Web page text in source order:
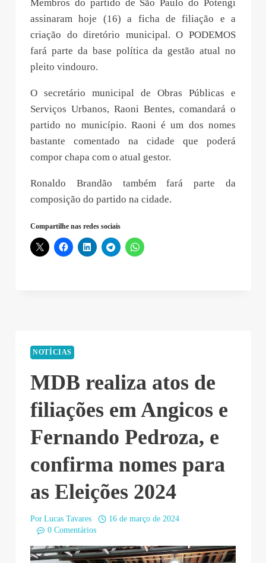
Membros do partido de São Paulo do Potengi
assinaram hoje (16) a ficha de filiação e a
criação do diretório municipal. O PODEMOS
fará parte da base política da gestão atual no
pleito vindouro.
O secretário municipal de Obras Públicas e
Serviços Urbanos, Raoni Bentes, comandará o
partido no município. Raoni é um dos nomes
bastante comentado na cidade que poderá
compor chapa com o atual gestor.
Ronaldo Brandão também fará parte da
composição do partido na cidade.
Compartilhe nas redes sociais
NOTÍCIAS
MDB realiza atos de
filiações em Angicos e
Fernando Pedroza, e
confirma nomes para
as Eleições 2024
Por Lucas Tavares
16 de março de 2024
0 Comentários